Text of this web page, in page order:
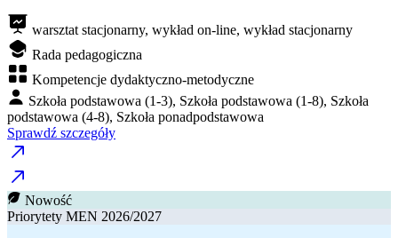
warsztat stacjonarny, wykład on-line, wykład stacjonarny
Rada pedagogiczna
Kompetencje dydaktyczno-metodyczne
Szkoła podstawowa (1-3), Szkoła podstawowa (1-8), Szkoła
podstawowa (4-8), Szkoła ponadpodstawowa
Sprawdź szczegóły
Nowość
Priorytety MEN 2026/2027